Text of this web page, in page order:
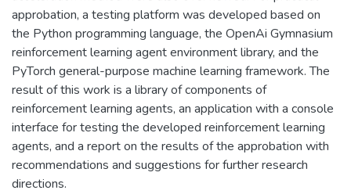
approbation, a testing platform was developed based on
the Python programming language, the OpenAi Gymnasium
reinforcement learning agent environment library, and the
PyTorch general-purpose machine learning framework. The
result of this work is a library of components of
reinforcement learning agents, an application with a console
interface for testing the developed reinforcement learning
agents, and a report on the results of the approbation with
recommendations and suggestions for further research
directions.